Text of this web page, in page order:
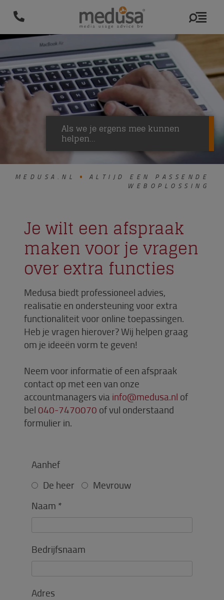
Als we je ergens mee kunnen
helpen...
MEDUSA.NL
ALTIJD EEN PASSENDE
WEBOPLOSSING
Je wilt een afspraak
maken voor je vragen
over extra functies
Medusa biedt professioneel advies,
realisatie en ondersteuning voor extra
functionaliteit voor online toepassingen.
Heb je vragen hierover? Wij helpen graag
om je ideeën vorm te geven!
Neem voor informatie of een afspraak
contact op met een van onze
accountmanagers via info@medusa.nl of
bel040-7470070 of vul onderstaand
formulier in.
Aanhef
De heer
Mevrouw
Naam *
Bedrijfsnaam
Adres